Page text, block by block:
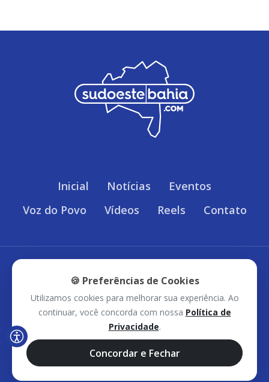
Inicial Notícias
Eventos
Voz do Povo
Vídeos Reels Contato
Sudoeste Bahia © 2026 - Todos os direitos
reservados.
🍪 Preferências de Cookies
Utilizamos cookies para melhorar sua experiência. Ao
continuar, você concorda com nossa Política de
Privacidade.
Concordar e Fechar